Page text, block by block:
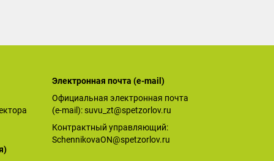
Электронная почта (е-mail)
Официальная электронная почта
(е-mail):suvu_zt@spetzorlov.ru
Контрактный управляющий:
SchennikovaON@spetzorlov.ru